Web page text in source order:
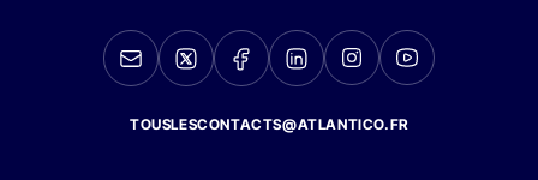
TOUSLESCONTACTS@ATLANTICO.FR